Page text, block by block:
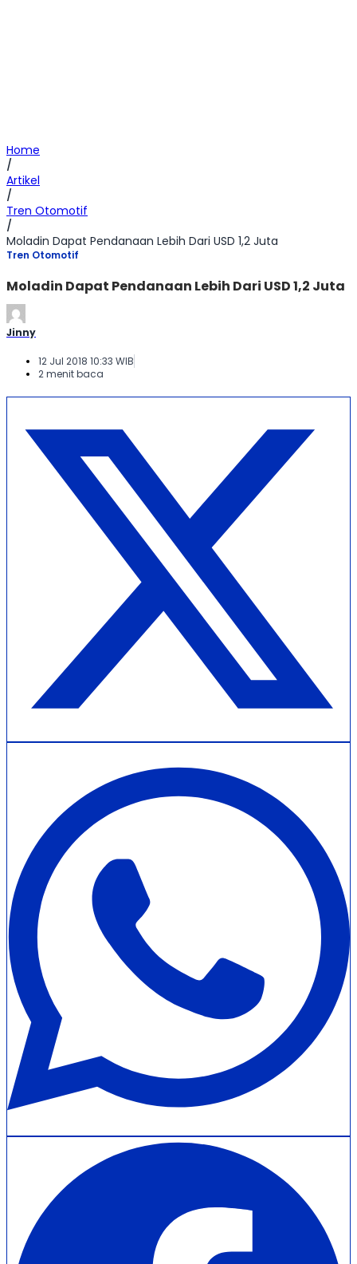
Home
/
Artikel
/
Tren Otomotif
/
Moladin Dapat Pendanaan Lebih Dari USD 1,2 Juta
Tren Otomotif
Moladin Dapat Pendanaan Lebih Dari USD 1,2 Juta
Jinny
12 Jul 2018 10:33 WIB
2 menit baca